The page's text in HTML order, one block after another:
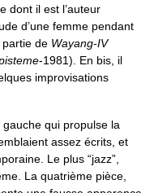
dont il est l’auteur
d’une femme pendant
de Wayang-IV
-1981). En bis, il
improvisations
qui propulse la
assez écrits, et
Le plus “jazz”,
La quatrième pièce,